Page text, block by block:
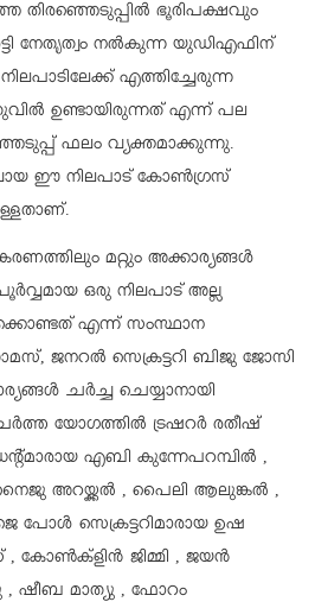
തിരഞ്ഞെടുപ്പിൽ ഭൂരിപക്ഷവും
നേതൃത്വം നൽകുന്ന യുഡിഎഫിന്
എത്തിച്ചേരുന്ന
ഉണ്ടായിരുന്നത് എന്ന് പല
ഫലം വ്യക്തമാക്കുന്നു.
ഈ നിലപാട് കോൺഗ്രസ്
മറ്റും അക്കാര്യങ്ങൾ
ഒരു നിലപാട് അല്ല
എന്ന് സംസ്ഥാന
ജനറൽ സെക്രട്ടറി ബിജു ജോസി
ചർച്ച ചെയ്യാനായി
യോഗത്തിൽ ട്രഷറർ രതീഷ്
എബി കുന്നേപറമ്പിൽ ,
അറയ്ക്കൽ , പൈലി ആലുങ്കൽ ,
പോൾ സെക്രട്ടറിമാരായ ഉഷ
, കോൺക്‌ളിൻ ജിമ്മി , ജയൻ
മാത്യു , ഫോറം